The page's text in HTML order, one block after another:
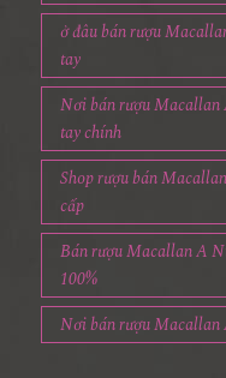
ở đâu bán rượu
tay
Nơi bán rượu Macallan
tay chính
Shop rượu bán
cấp
Bán rượu Macallan A
100%
Nơi bán rượu Macallan